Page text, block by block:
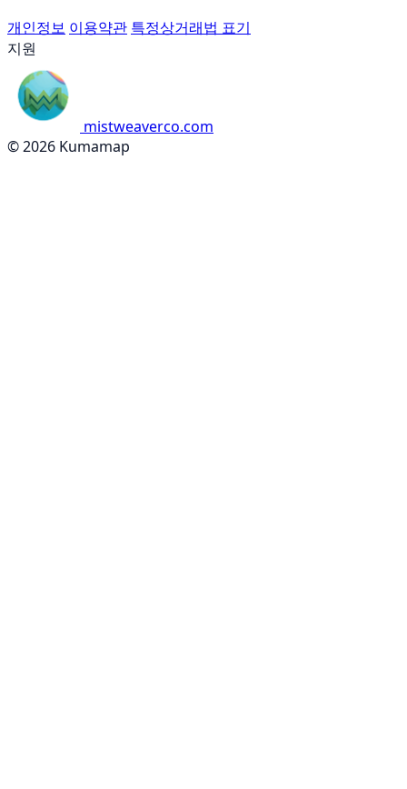
개인정보 이용약관 특정상거래법 표기
지원
mistweaverco.com
© 2026 Kumamap